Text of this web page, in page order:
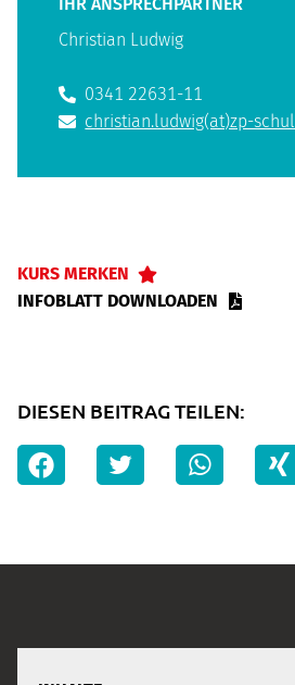
Christian Ludwig
0341 22631-11
christian.ludwig(at)zp-
KURS MERKEN
INFOBLATT DOWNLOADEN
DIESEN BEITRAG TEILEN: